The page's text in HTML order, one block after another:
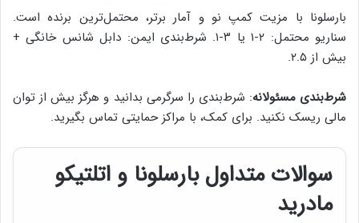
بارسلونا با مزیت کمپ نو و آمار برتر، محتمل‌ترین برنده است.
سناریو محتمل: ۲-۱ یا ۳-۱. شرط‌بندی ایمن: دابل شانس خانگی +
بیش از ۲.۵.
شرط‌بندی مسئولانه: شرط‌بندی را سرگرمی بدانید و هرگز بیش از توان
مالی ریسک نکنید. برای کمک، با مراکز حمایتی تماس بگیرید.
سوالات متداول بارسلونا و اتلتیکو
مادرید